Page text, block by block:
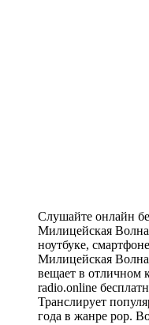
Слушайте онлайн
Милицейская
ноутбуке,
Милицейская
вещает в отличном
radio.online
Транслирует
года в жанре pop.